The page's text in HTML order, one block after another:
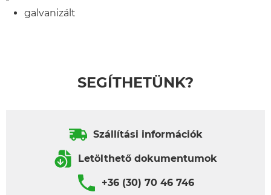
galvanizált
SEGÍTHETÜNK?
Szállítási információk
Letölthető dokumentumok
+36 (30) 70 46 746